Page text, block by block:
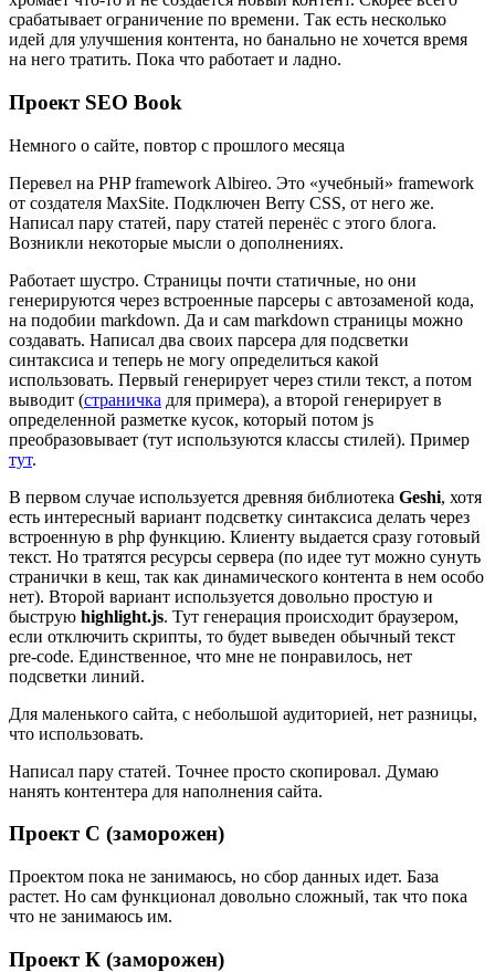
срабатывает ограничение по времени. Так есть несколько
идей для улучшения контента, но банально не хочется время
на него тратить. Пока что работает и ладно.
Проект SEO Book
Немного о сайте, повтор с прошлого месяца
Перевел на PHP framework Albireo. Это «учебный» framework
от создателя MaxSite. Подключен Berry CSS, от него же.
Написал пару статей, пару статей перенёс с этого блога.
Возникли некоторые мысли о дополнениях.
Работает шустро. Страницы почти статичные, но они
генерируются через встроенные парсеры с автозаменой кода,
на подобии markdown. Да и сам markdown страницы можно
создавать. Написал два своих парсера для подсветки
синтаксиса и теперь не могу определиться какой
использовать. Первый генерирует через стили текст, а потом
выводит (страничка для примера), а второй генерирует в
определенной разметке кусок, который потом js
преобразовывает (тут используются классы стилей). Пример
тут.
В первом случае используется древняя библиотека Geshi, хотя
есть интересный вариант подсветку синтаксиса делать через
встроенную в php функцию. Клиенту выдается сразу готовый
текст. Но тратятся ресурсы сервера (по идее тут можно сунуть
странички в кеш, так как динамического контента в нем особо
нет). Второй вариант используется довольно простую и
быструю highlight.js. Тут генерация происходит браузером,
если отключить скрипты, то будет выведен обычный текст
pre-code. Единственное, что мне не понравилось, нет
подсветки линий.
Для маленького сайта, с небольшой аудиторией, нет разницы,
что использовать.
Написал пару статей. Точнее просто скопировал. Думаю
нанять контентера для наполнения сайта.
Проект С (заморожен)
Проектом пока не занимаюсь, но сбор данных идет. База
растет. Но сам функционал довольно сложный, так что пока
что не занимаюсь им.
Проект К (заморожен)